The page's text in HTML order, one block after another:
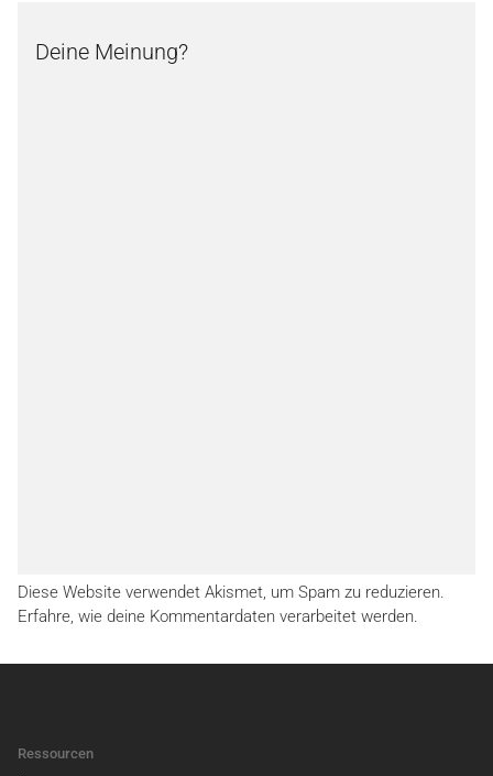
Deine Meinung?
Diese Website verwendet Akismet, um Spam zu reduzieren.
Erfahre, wie deine Kommentardaten verarbeitet werden.
Ressourcen